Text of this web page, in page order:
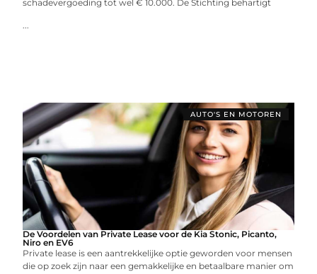
schadevergoeding tot wel € 10.000. De Stichting behartigt
...
AUTO'S EN MOTOREN
De Voordelen van Private Lease voor de Kia Stonic, Picanto,
Niro en EV6
Private lease is een aantrekkelijke optie geworden voor mensen
die op zoek zijn naar een gemakkelijke en betaalbare manier om